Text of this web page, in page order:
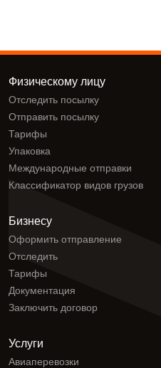
Физическому лицу
Отследить посылку
Отправить посылку
Тарифы
Упаковка
Международные отправки
Классификатор видов грузов
Бизнесу
Оформить отправление
Отследить
Тарифы
Документация
Заключить договор
Услуги
Авиаперевозки